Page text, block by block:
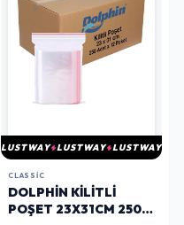
LUSTWAY LUSTWAY LUSTWAY
CLASSIC
DOLPHIN KILITLI
POŞET 23X31CM 250